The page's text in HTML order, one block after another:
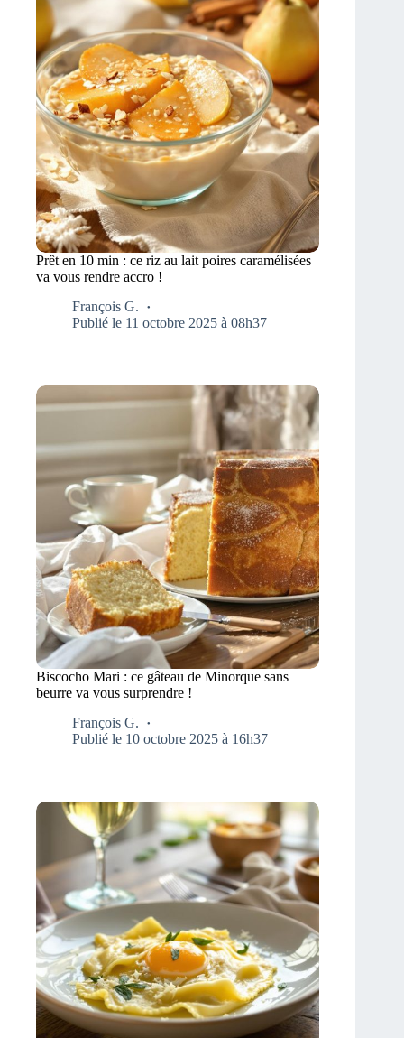
Prêt en 10 min : ce riz au lait poires caramélisées
va vous rendre accro !
François G.
Publié le 11 octobre 2025 à 08h37
Biscocho Mari : ce gâteau de Minorque sans
beurre va vous surprendre !
François G.
Publié le 10 octobre 2025 à 16h37